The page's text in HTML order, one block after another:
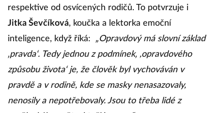
respektive od osvícených rodičů. To potvrzuje i
Jitka Ševčíková, koučka a lektorka emoční
inteligence, když říká:
„Opravdový má slovní základ
‚pravda‘. Tedy jednou z podmínek‚ ,opravdového
způsobu života‘ je, že člověk byl vychováván v
pravdě a v rodině, kde se masky nenasazovaly,
nenosily a nepotřebovaly. Jsou to třeba lidé z